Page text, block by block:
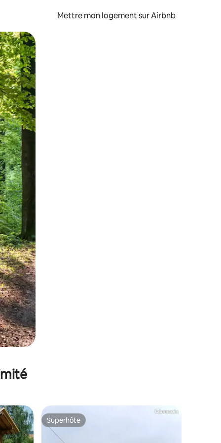
Mettre mon logement sur Airbnb
glisser.
Superhôte
Superhôte